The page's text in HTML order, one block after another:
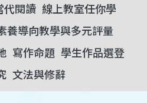
代閱讀 線上教室任你學
養導向教學與多元評量
寫作命題 學生作品選登
文法與修辭